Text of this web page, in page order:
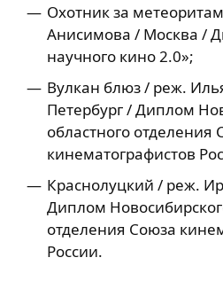
Охотник за
Анисимова / Москва /
научного кино 2.0»;
Вулкан блюз / реж.
Петербург / Диплом
областного отделения
кинематографистов
Краснолуцкий / реж.
Диплом
отделения Союза
России.